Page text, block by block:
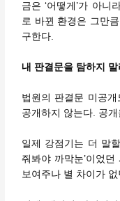
금은 ‘어떻게’가 아니
로 바뀐 환경은 그만
구한다.
내 판결문을 탐하지 말
법원의 판결문 미공
공개하지 않는다. 공
일제 강점기는 더 말
줘봐야 까막눈’이었
보여주나 별 차이가